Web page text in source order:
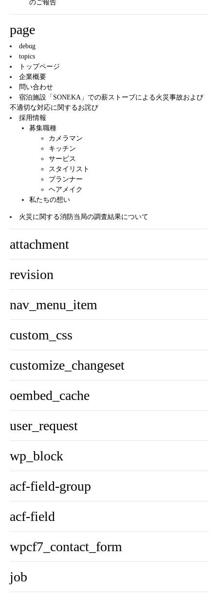
のご報告
page
debug
topics
トップページ
企業概要
問い合わせ
宿泊施設「SONEKA」での薪ストーブによる火災事故および
不適切な対応に関するお詫び
採用情報
募集職種
カメラマン
キッチン
サービス
スタイリスト
プランナー
ヘアメイク
私たちの想い
火災に関する消防当局の調査結果について
attachment
revision
nav_menu_item
custom_css
customize_changeset
oembed_cache
user_request
wp_block
acf-field-group
acf-field
wpcf7_contact_form
job